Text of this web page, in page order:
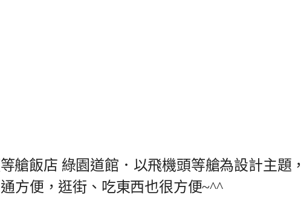
艙飯店 綠園道館．以飛機頭等艙為設計主題，
方便，逛街、吃東西也很方便~^^